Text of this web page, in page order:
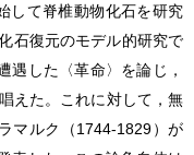
して脊椎動物化石を研究
石復元のモデル的研究で
遇した〈革命〉を論じ，
えた。これに対して，無
マルク（1744-1829）が